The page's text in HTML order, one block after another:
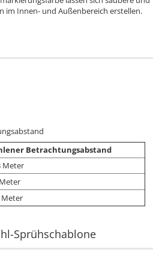
im Innen- und Außenbereich erstellen.
Betrachtungsabstand
Meter
Meter
Sprühschablone